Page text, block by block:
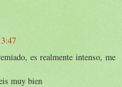
es realmente intenso, me
muy bien